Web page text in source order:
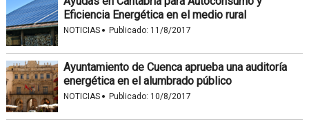
Eficiencia Energética en el medio rural
NOTICIAS · Publicado: 11/8/2017
Ayuntamiento de Cuenca aprueba una auditoría
energética en el alumbrado público
NOTICIAS · Publicado: 10/8/2017